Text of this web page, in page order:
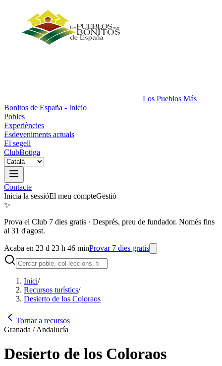
Los Pueblos Más
Bonitos de España - Inicio
Pobles
Experiències
Esdeveniments actuals
El segell
ClubBotiga
Contacte
Inicia la sessióEl meu compteGestió
✨
Prova el Club 7 dies gratis · Després, preu de fundador. Només fins
al 31 d'agost.
Acaba en 23 d 23 h 46 minProvar 7 dies gratis
Inici/
Recursos turístics/
Desierto de los Coloraos
Tornar a recursos
Granada / Andalucía
Desierto de los Coloraos